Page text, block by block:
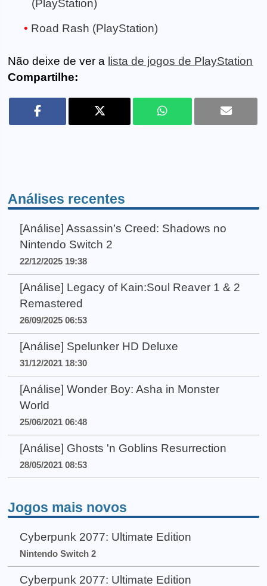
(PlayStation)
Road Rash (PlayStation)
Não deixe de ver a lista de jogos de PlayStation
Compartilhe:
Análises recentes
[Análise] Assassin’s Creed: Shadows no
Nintendo Switch 2
22/12/2025 19:38
[Análise] Legacy of Kain:Soul Reaver 1 & 2
Remastered
26/09/2025 06:53
[Análise] Spelunker HD Deluxe
31/12/2021 18:30
[Análise] Wonder Boy: Asha in Monster
World
25/06/2021 06:48
[Análise] Ghosts 'n Goblins Resurrection
28/05/2021 08:53
Jogos mais novos
Cyberpunk 2077: Ultimate Edition
Nintendo Switch 2
Cyberpunk 2077: Ultimate Edition